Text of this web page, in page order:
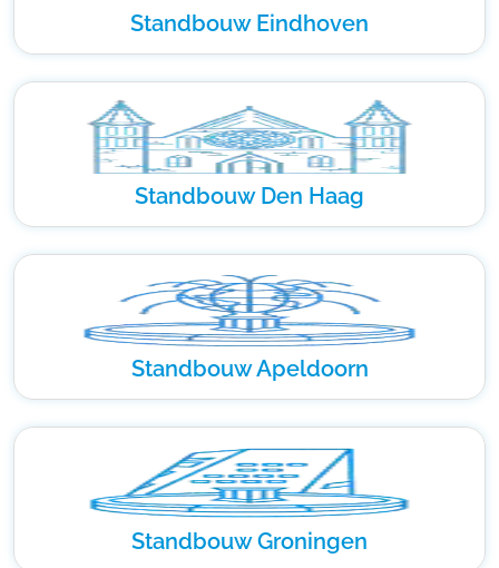
Standbouw Eindhoven
Standbouw Den Haag
Standbouw Apeldoorn
Standbouw Groningen